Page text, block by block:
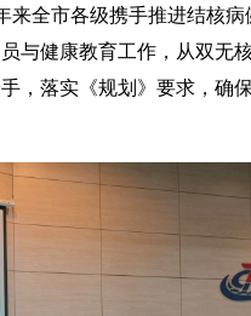
全市各级携手推进结核病
健康教育工作，从双无
，落实《规划》要求，确